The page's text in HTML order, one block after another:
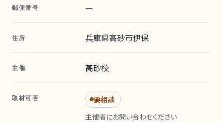
郵便番号 —
住所 兵庫県高砂市伊保
主催 高砂校
取材可否
要相談
主催者にお問い合わせください